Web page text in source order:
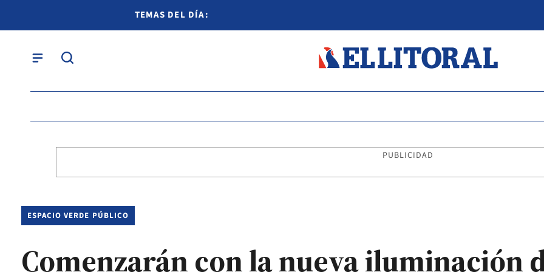
TEMAS DEL DÍA:
PUBLICIDAD
ESPACIO VERDE PÚBLICO
Comenzarán con la nueva iluminación